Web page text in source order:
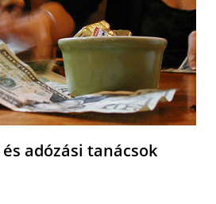
adózási tanácsok